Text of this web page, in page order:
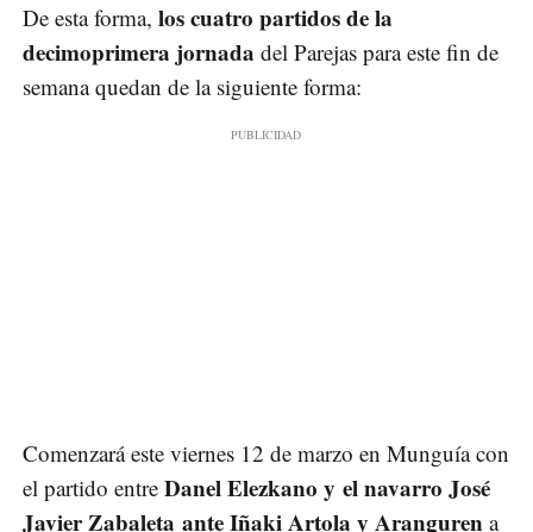
De esta forma, los cuatro partidos de la
decimoprimera jornada del Parejas para este fin de
semana quedan de la siguiente forma:
Comenzará este viernes 12 de marzo en Munguía con
el partido entre Danel Elezkano y el navarro José
Javier Zabaleta ante Iñaki Artola y Aranguren a